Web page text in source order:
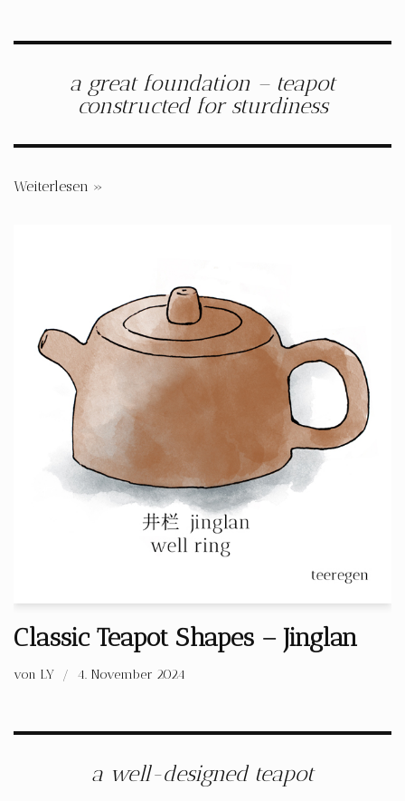
a great foundation – teapot
constructed for sturdiness
Weiterlesen »
Classic Teapot Shapes – Jinglan
von LY 4. November 2024
a well-designed teapot